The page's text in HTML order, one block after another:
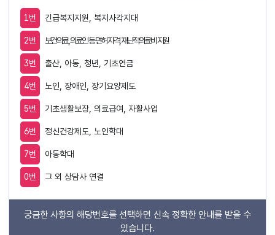
1번 긴급복지지원, 복지사각지대
2번 보건의료, 의료인 등 면허 자격, 재난적의료비 지원
3번 출산, 아동, 청년, 기초연금
4번 노인, 장애인, 장기요양제도
5번 기초생활보장, 의료급여, 자활사업
6번 정신건강제도, 노인학대
7번 아동학대
0번 그 외 상담사 연결
궁금한 사항의 해당번호를 선택하면 신속 정확한 안내를 받을 수
있습니다.